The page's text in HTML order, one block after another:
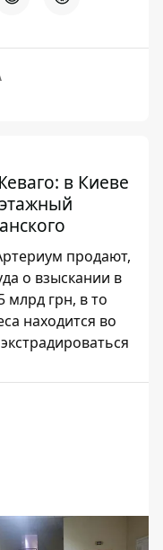
в Киеве
продают,
о взыскании в
млрд грн, в то
находится во